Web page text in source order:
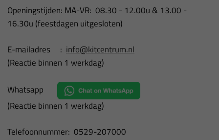
Openingstijden: MA-VR: 08.30 - 12.00u & 13.00 -
16.30u (feestdagen uitgesloten)
E-mailadres : info@kitcentrum.nl
(Reactie binnen 1 werkdag)
Whatsapp
(Reactie binnen 1 werkdag)
Telefoonnummer: 0529-207000